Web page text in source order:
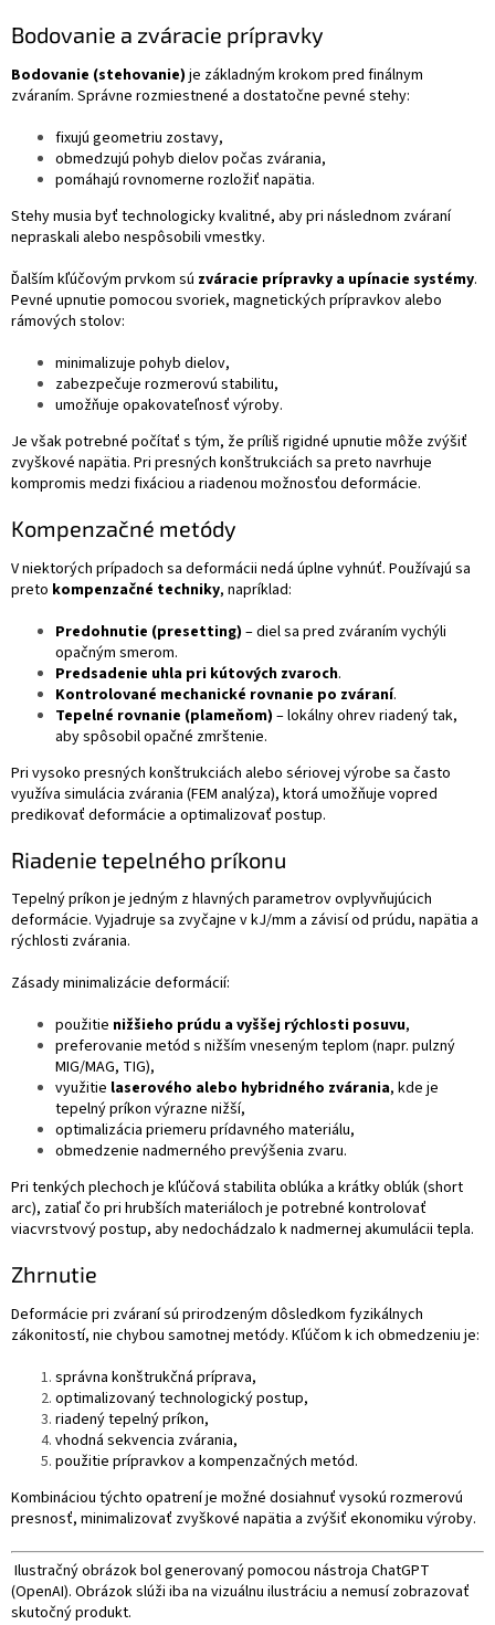
Bodovanie a zváracie prípravky
Bodovanie (stehovanie) je základným krokom pred finálnym
zváraním. Správne rozmiestnené a dostatočne pevné stehy:
fixujú geometriu zostavy,
obmedzujú pohyb dielov počas zvárania,
pomáhajú rovnomerne rozložiť napätia.
Stehy musia byť technologicky kvalitné, aby pri následnom zváraní
nepraskali alebo nespôsobili vmestky.
Ďalším kľúčovým prvkom sú zváracie prípravky a upínacie systémy.
Pevné upnutie pomocou svoriek, magnetických prípravkov alebo
rámových stolov:
minimalizuje pohyb dielov,
zabezpečuje rozmerovú stabilitu,
umožňuje opakovateľnosť výroby.
Je však potrebné počítať s tým, že príliš rigidné upnutie môže zvýšiť
zvyškové napätia. Pri presných konštrukciách sa preto navrhuje
kompromis medzi fixáciou a riadenou možnosťou deformácie.
Kompenzačné metódy
V niektorých prípadoch sa deformácii nedá úplne vyhnúť. Používajú sa
preto kompenzačné techniky, napríklad:
Predohnutie (presetting) – diel sa pred zváraním vychýli
opačným smerom.
Predsadenie uhla pri kútových zvaroch.
Kontrolované mechanické rovnanie po zváraní.
Tepelné rovnanie (plameňom) – lokálny ohrev riadený tak,
aby spôsobil opačné zmrštenie.
Pri vysoko presných konštrukciách alebo sériovej výrobe sa často
využíva simulácia zvárania (FEM analýza), ktorá umožňuje vopred
predikovať deformácie a optimalizovať postup.
Riadenie tepelného príkonu
Tepelný príkon je jedným z hlavných parametrov ovplyvňujúcich
deformácie. Vyjadruje sa zvyčajne v kJ/mm a závisí od prúdu, napätia a
rýchlosti zvárania.
Zásady minimalizácie deformácií:
použitie nižšieho prúdu a vyššej rýchlosti posuvu,
preferovanie metód s nižším vneseným teplom (napr. pulzný
MIG/MAG, TIG),
využitie laserového alebo hybridného zvárania, kde je
tepelný príkon výrazne nižší,
optimalizácia priemeru prídavného materiálu,
obmedzenie nadmerného prevýšenia zvaru.
Pri tenkých plechoch je kľúčová stabilita oblúka a krátky oblúk (short
arc), zatiaľ čo pri hrubších materiáloch je potrebné kontrolovať
viacvrstvový postup, aby nedochádzalo k nadmernej akumulácii tepla.
Zhrnutie
Deformácie pri zváraní sú prirodzeným dôsledkom fyzikálnych
zákonitostí, nie chybou samotnej metódy. Kľúčom k ich obmedzeniu je:
správna konštrukčná príprava,
optimalizovaný technologický postup,
riadený tepelný príkon,
vhodná sekvencia zvárania,
použitie prípravkov a kompenzačných metód.
Kombináciou týchto opatrení je možné dosiahnuť vysokú rozmerovú
presnosť, minimalizovať zvyškové napätia a zvýšiť ekonomiku výroby.
Ilustračný obrázok bol generovaný pomocou nástroja ChatGPT
(OpenAI). Obrázok slúži iba na vizuálnu ilustráciu a nemusí zobrazovať
skutočný produkt.